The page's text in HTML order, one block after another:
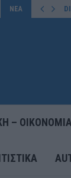
ΝΕΑ
–